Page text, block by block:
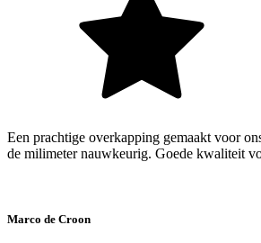
Een prachtige overkapping gemaakt voor
de milimeter nauwkeurig. Goede kwaliteit
Marco de Croon